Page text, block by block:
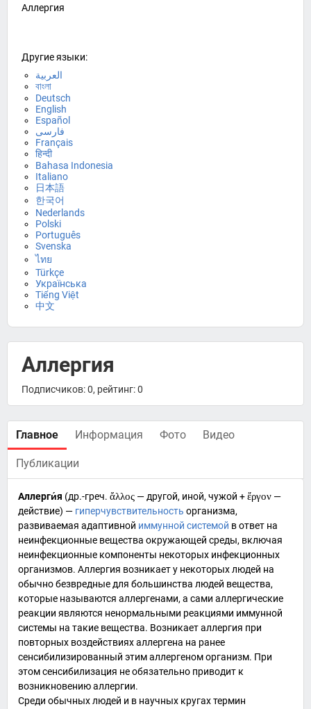
Аллергия
Другие языки:
العربية
বাংলা
Deutsch
English
Español
فارسی
Français
हिन्दी
Bahasa Indonesia
Italiano
日本語
한국어
Nederlands
Polski
Português
Svenska
ไทย
Türkçe
Українська
Tiếng Việt
中文
Аллергия
Подписчиков: 0, рейтинг: 0
Главное Информация Фото Видео
Публикации
Аллерги́я (др.-греч. ἄλλος — другой, иной, чужой +ἔργον —
действие) — гиперчувствительность организма,
развиваемая адаптивной иммунной системой в ответ на
неинфекционные вещества окружающей среды, включая
неинфекционные компоненты некоторых инфекционных
организмов. Аллергия возникает у некоторых людей на
обычно безвредные для большинства людей вещества,
которые называются аллергенами, а сами аллергические
реакции являются ненормальными реакциями иммунной
системы на такие вещества. Возникает аллергия при
повторных воздействияхаллергена на ранее
сенсибилизированный этим аллергеном организм. При
этом сенсибилизация не обязательно приводит к
возникновению аллергии.
Среди обычных людей и в научных кругах термин